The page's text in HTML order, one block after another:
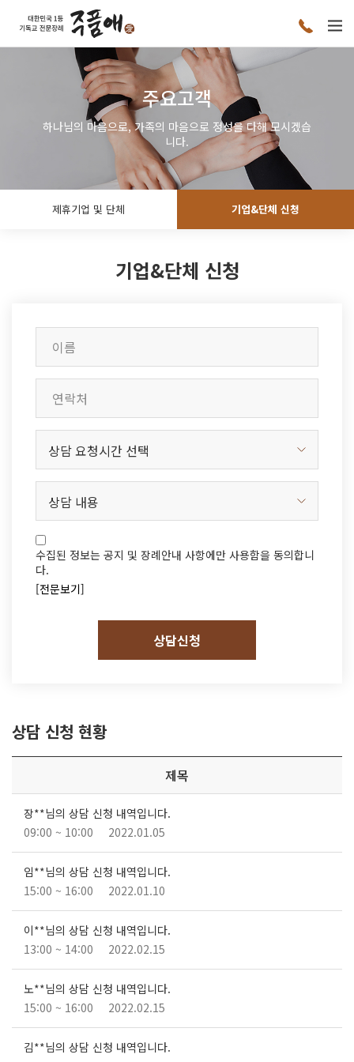
주요고객
하나님의 마음으로, 가족의 마음으로 정성을 다해 모시겠습
니다.
제휴기업 및 단체 기업&단체 신청
기업&단체 신청
수집된 정보는 공지 및 장례안내 사항에만 사용함을 동의합니
다.
[전문보기]
상담신청
상담 신청 현황
제목
장**님의 상담 신청 내역입니다.
09:00 ~ 10:00
2022.01.05
임**님의 상담 신청 내역입니다.
15:00 ~ 16:00
2022.01.10
이**님의 상담 신청 내역입니다.
13:00 ~ 14:00
2022.02.15
노**님의 상담 신청 내역입니다.
15:00 ~ 16:00
2022.02.15
김**님의 상담 신청 내역입니다.